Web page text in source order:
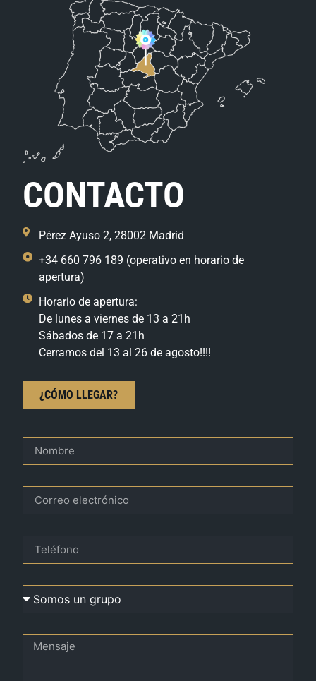
CONTACTO
Pérez Ayuso 2, 28002 Madrid
+34 660 796 189 (operativo en horario de
apertura)
Horario de apertura:
De lunes a viernes de 13 a 21h
Sábados de 17 a 21h
Cerramos del 13 al 26 de agosto!!!!
¿CÓMO LLEGAR?